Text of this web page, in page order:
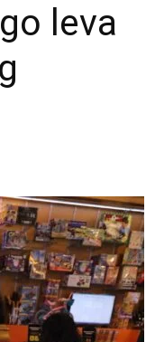
leva